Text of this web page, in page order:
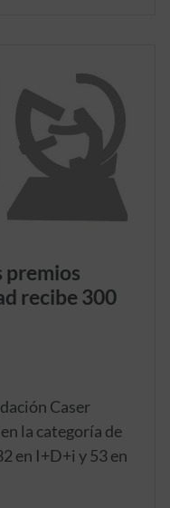
premios
recibe 300
Caser
la categoría de
en I+D+i y 53 en